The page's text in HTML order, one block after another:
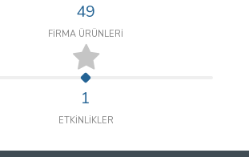
49
FİRMA ÜRÜNLERİ
1
ETKİNLİKLER